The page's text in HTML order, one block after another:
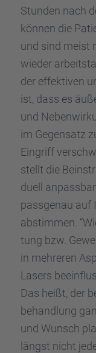
Stunden nach
können die
und sind meist
wieder
der effek­ti­ven
ist, dass es
und
im Gegen­satz
Eingriff
stellt die
du­ell
passge­nau auf
abstim­men.
tung bzw.
in mehre­ren
Lasers
Das heißt, der
be­hand­lung
und Wunsch
längst nicht